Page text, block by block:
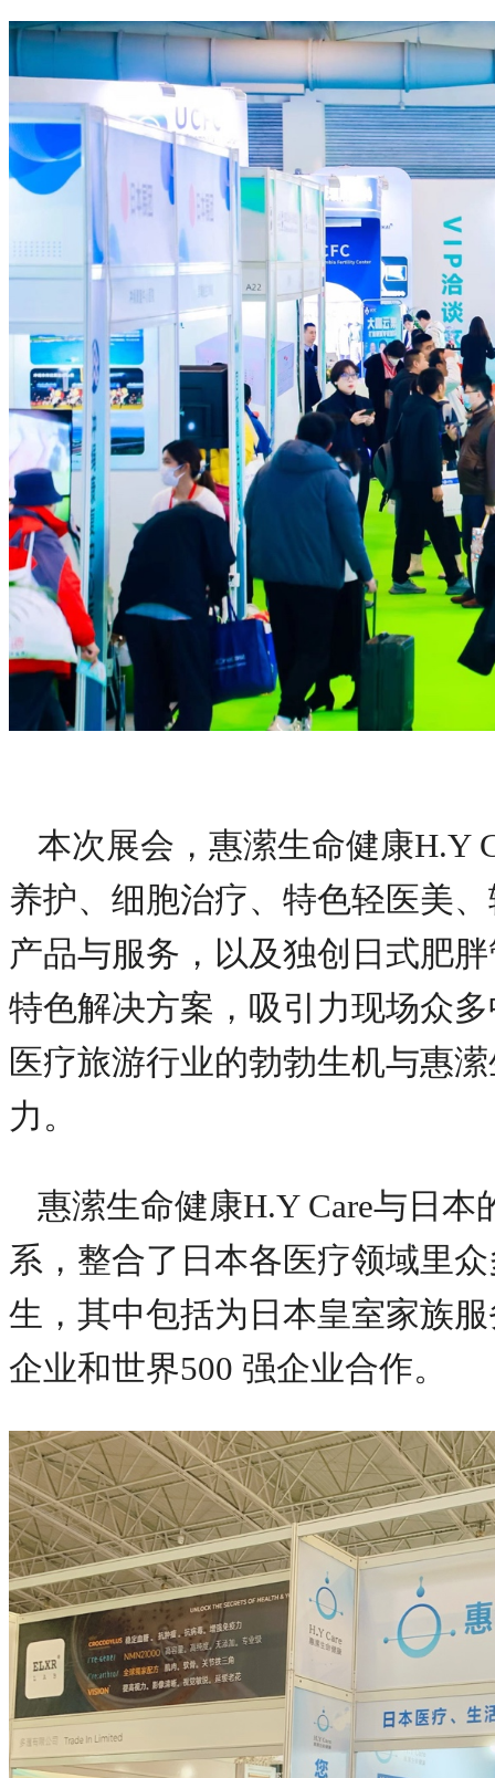
本次展会，惠潆生命健康H.Y
养护、细胞治疗、特色轻医美
产品与服务，以及独创日式肥
特色解决方案，吸引力现场众
医疗旅游行业的勃勃生机与惠
力。
惠潆生命健康H.Y Care与日
系，整合了日本各医疗领域里
生，其中包括为日本皇室家族
企业和世界500 强企业合作。